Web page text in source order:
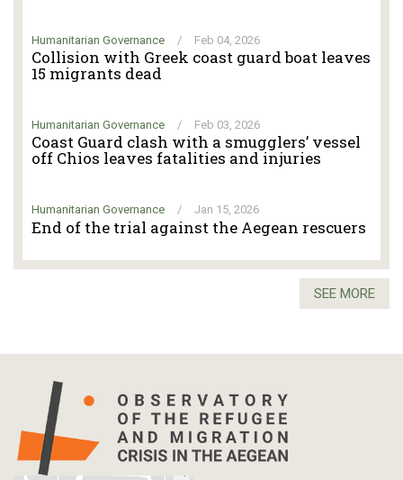
Humanitarian Governance / Feb 04, 2026
Collision with Greek coast guard boat leaves
15 migrants dead
Humanitarian Governance / Feb 03, 2026
Coast Guard clash with a smugglers’ vessel
off Chios leaves fatalities and injuries
Humanitarian Governance / Jan 15, 2026
End of the trial against the Aegean rescuers
SEE MORE